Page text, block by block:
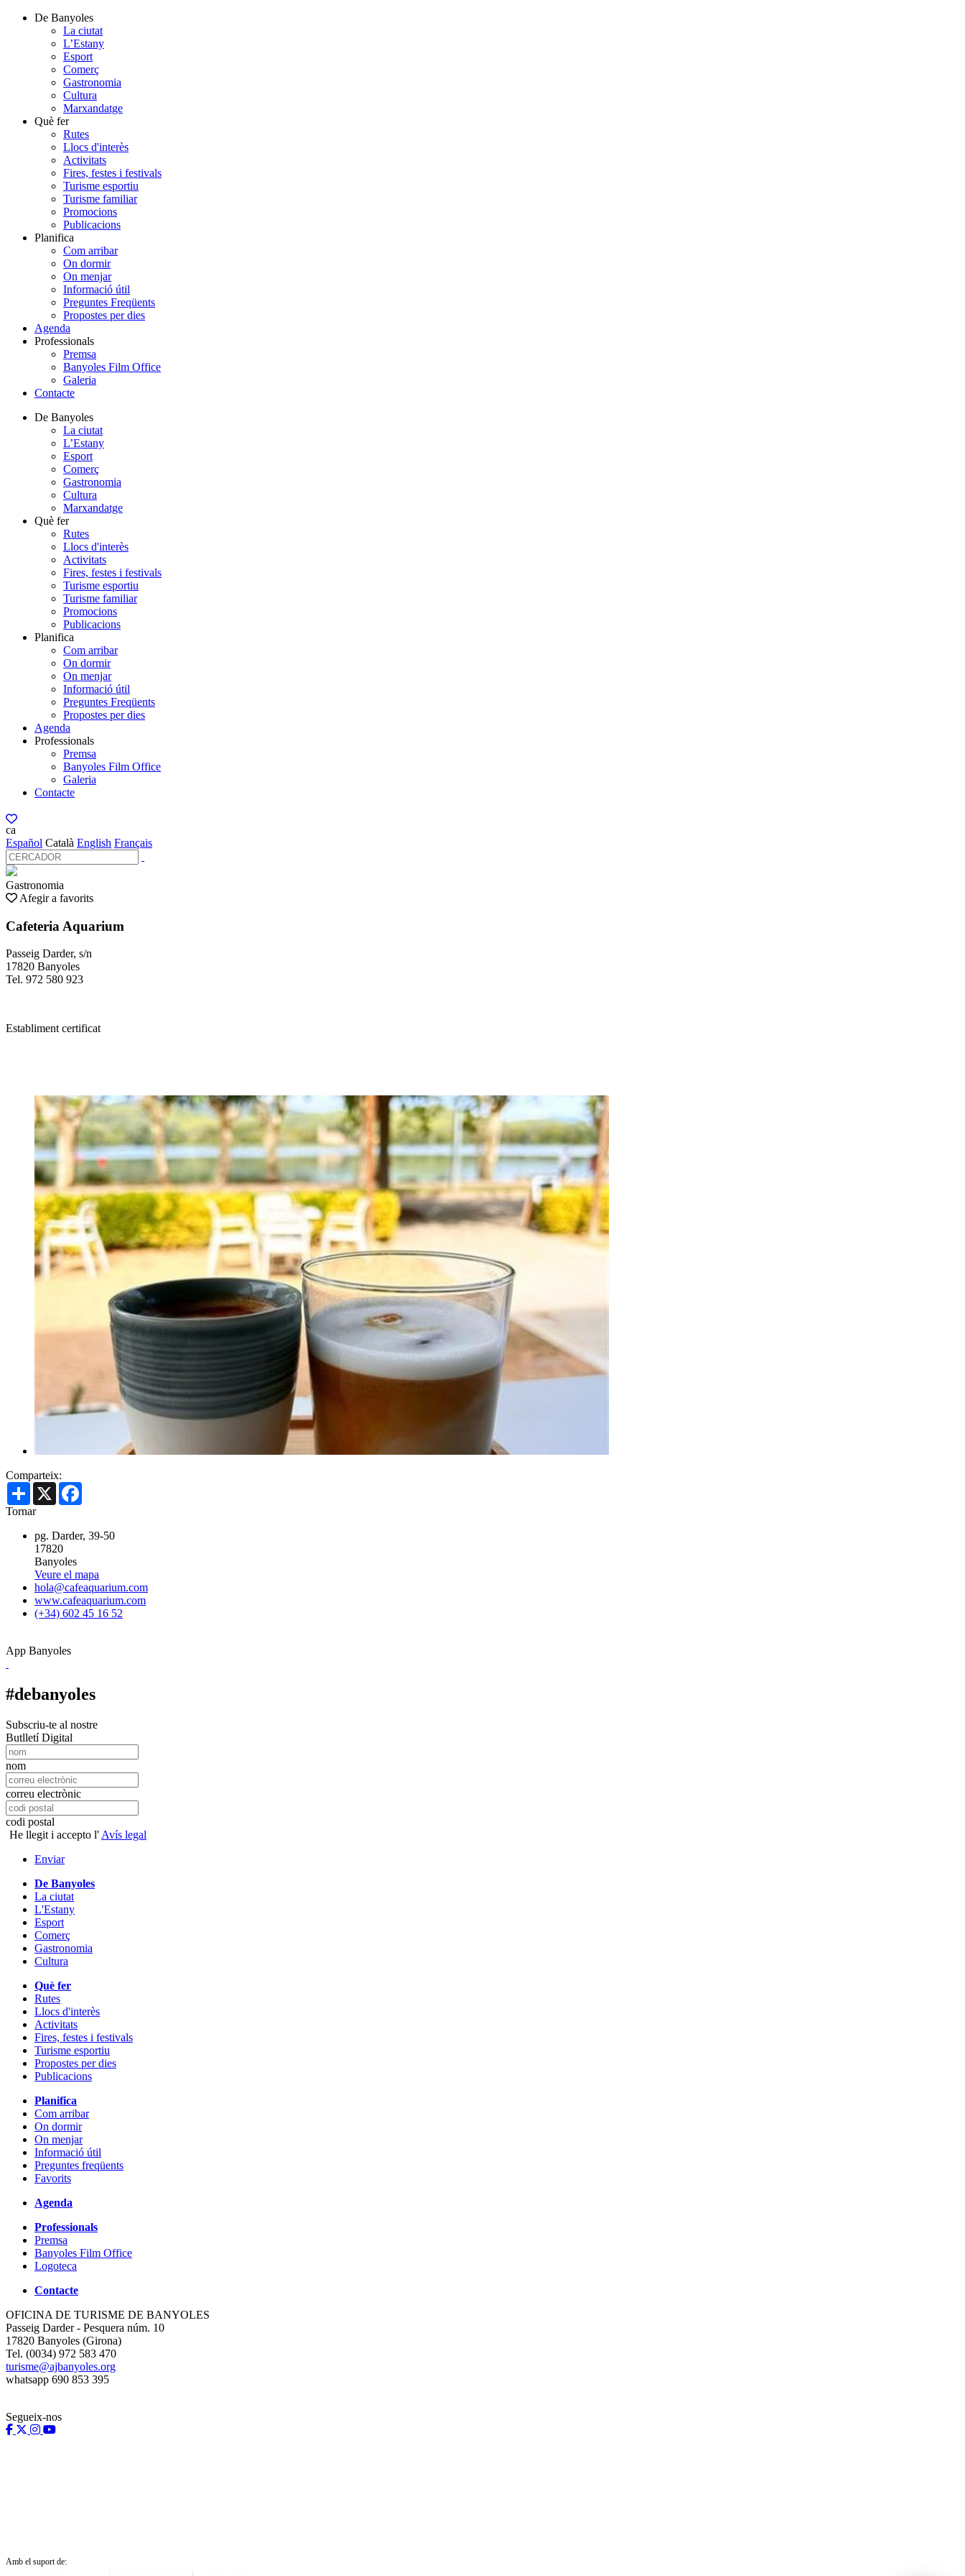
De Banyoles
La ciutat
L’Estany
Esport
Comerç
Gastronomia
Cultura
Marxandatge
Què fer
Rutes
Llocs d'interès
Activitats
Fires, festes i festivals
Turisme esportiu
Turisme familiar
Promocions
Publicacions
Planifica
Com arribar
On dormir
On menjar
Informació útil
Preguntes Freqüents
Propostes per dies
Agenda
Professionals
Premsa
Banyoles Film Office
Galeria
Contacte
De Banyoles
La ciutat
L’Estany
Esport
Comerç
Gastronomia
Cultura
Marxandatge
Què fer
Rutes
Llocs d'interès
Activitats
Fires, festes i festivals
Turisme esportiu
Turisme familiar
Promocions
Publicacions
Planifica
Com arribar
On dormir
On menjar
Informació útil
Preguntes Freqüents
Propostes per dies
Agenda
Professionals
Premsa
Banyoles Film Office
Galeria
Contacte
ca
Español Català English Français
Gastronomia
Afegir a favorits
Cafeteria Aquarium
Passeig Darder, s/n
17820 Banyoles
Tel. 972 580 923
Establiment certificat
Comparteix:
Share X
Tornar
pg. Darder, 39-50
17820
Banyoles
Veure el mapa
hola@cafeaquarium.com
www.cafeaquarium.com
(+34) 602 45 16 52
App Banyoles
#debanyoles
Subscriu-te al nostre
Butlletí Digital
nom
correu electrònic
codi postal
He llegit i accepto l' Avís legal
Enviar
De Banyoles
La ciutat
L'Estany
Esport
Comerç
Gastronomia
Cultura
Què fer
Rutes
Llocs d'interès
Activitats
Fires, festes i festivals
Turisme esportiu
Propostes per dies
Publicacions
Planifica
Com arribar
On dormir
On menjar
Informació útil
Preguntes freqüents
Favorits
Agenda
Professionals
Premsa
Banyoles Film Office
Logoteca
Contacte
OFICINA DE TURISME DE BANYOLES
Passeig Darder - Pesquera núm. 10
17820 Banyoles (Girona)
Tel. (0034) 972 583 470
turisme@ajbanyoles.org
whatsapp 690 853 395
Segueix-nos
Amb el suport de: